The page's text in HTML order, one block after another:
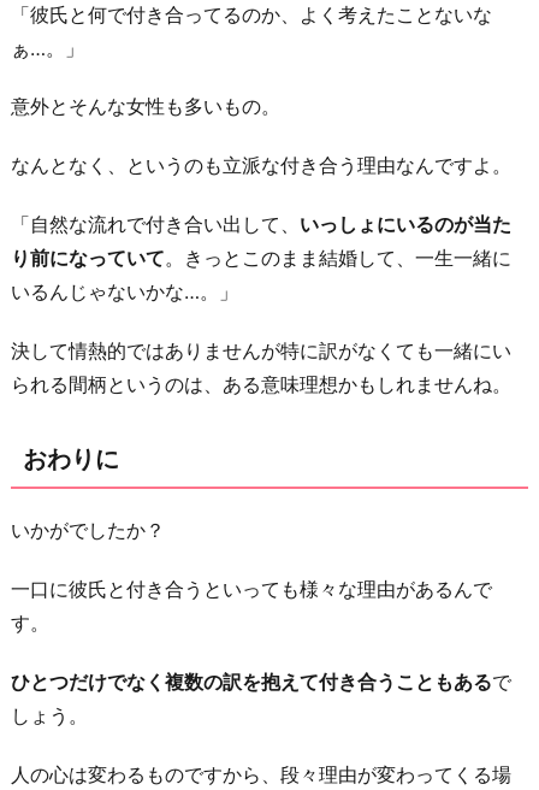
「彼氏と何で付き合ってるのか、よく考えたことないな
ぁ…。」
意外とそんな女性も多いもの。
なんとなく、というのも立派な付き合う理由なんですよ。
「自然な流れで付き合い出して、 いっしょにいるのが当た
り前になっていて。きっとこのまま結婚して、一生一緒に
いるんじゃないかな…。」
決して情熱的ではありませんが特に訳がなくても一緒にい
られる間柄というのは、ある意味理想かもしれませんね。
おわりに
いかがでしたか？
一口に彼氏と付き合うといっても様々な理由があるんで
す。
ひとつだけでなく複数の訳を抱えて付き合うこともあるで
しょう。
人の心は変わるものですから、段々理由が変わってくる場